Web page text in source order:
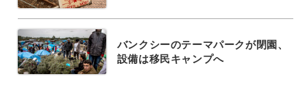
バンクシーのテーマパークが閉園、
設備は移民キャンプへ